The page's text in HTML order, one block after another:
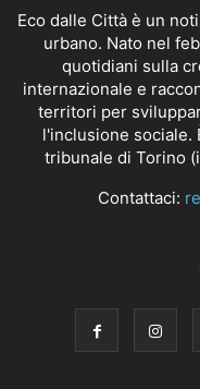
Eco dalle Città è un
urbano. Nato nel
quotidiani sulla
internazionale e
territori per
l'inclusione sociale.
tribunale di Torino
Contattaci: